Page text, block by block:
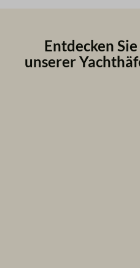
Entdecken
unserer